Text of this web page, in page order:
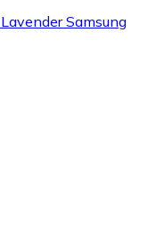
Samsung